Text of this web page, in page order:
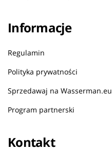
Informacje
Regulamin
Polityka prywatności
Sprzedawaj na Wasserman.eu
Program partnerski
Kontakt